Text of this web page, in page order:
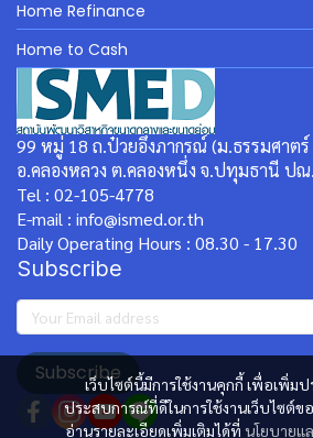
เว็บไซต์นี้มีการใช้งานคุกกี้ เพื่อเพิ่ม
ประสบการณ์ที่ดีในการใช้งานเว็บไซต์ข
อ่านรายละเอียดเพิ่มเติมได้ที่ นโยบายแ
Home Refinance
Home to Cash
99 หมู่ 18 ถ.ป๋วยอึ๊งภากรณ์ (ม.ธรรมศาต
อ.คลองหลวง ต.คลองหนึ่ง จ.ปทุมธานี ป
Tel : 02-105-4778
E-mail : info@ismed.or.th
Daily Operating Hours : 08.30 - 17.30
Subscribe
Subscribe